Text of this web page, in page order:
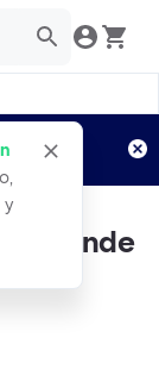
y
TyC
- Grande